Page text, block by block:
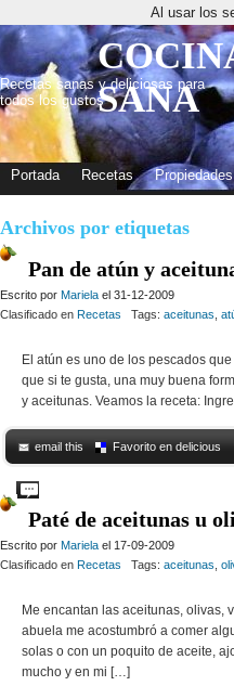
SANA
Recetas sanas y deliciosas para
todos los gustos
Portada Recetas
Archivos por etiquetas
Pan de atún y
Escrito por Mariela el 31-12-2009
Clasificado en Recetas Tags: aceitunas
El atún es uno de los pescados
que si te gusta, una muy buena
y aceitunas. Veamos la receta:
email this Favorito en delicious
Paté de aceitunas u
Escrito por Mariela el 17-09-2009
Clasificado en Recetas Tags: aceitunas
Me encantan las aceitunas, olivas,
abuela me acostumbró a comer
solas o con un poquito de aceite,
mucho y en mi […]
Al usar los